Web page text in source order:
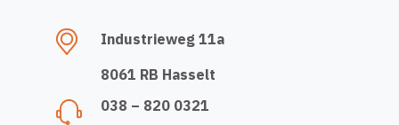
Industrieweg 11a
8061 RB Hasselt
038 – 820 0321